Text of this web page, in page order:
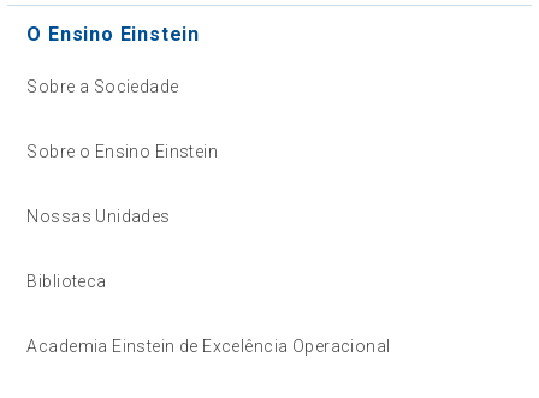
O Ensino Einstein
Sobre a Sociedade
Sobre o Ensino Einstein
Nossas Unidades
Biblioteca
Academia Einstein de Excelência Operacional